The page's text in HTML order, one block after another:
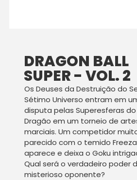
DRAGON BALL
SUPER - VOL. 2
Os Deuses da Destruição do
Sétimo Universo entram em
disputa pelas Superesferas do
Dragão em um torneio de
marciais. Um competidor
parecido com o temido Freeza
aparece e deixa o Goku
Qual será o verdadeiro poder
misterioso oponente?